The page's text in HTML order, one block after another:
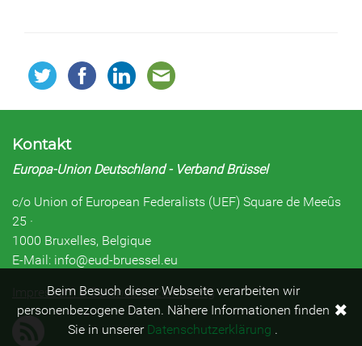
Kontakt
Europa-Union Deutschland - Verband Brüssel
c/o Union of European Federalists (UEF) Square de Meeûs
25 ·
1000 Bruxelles, Belgique
E-Mail: info@eud-bruessel.eu
Impressum & Datenschutzerklärung
Beim Besuch dieser Webseite verarbeiten wir
personenbezogene Daten. Nähere Informationen finden
Sie in unserer Datenschutzerklärung .
✖